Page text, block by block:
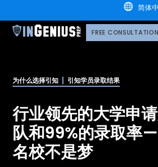
简体
FREE CONSULTATION
为什么选择引知 引知学员录取结果
行业领先的大学申
队和99%的录取率
名校不是梦